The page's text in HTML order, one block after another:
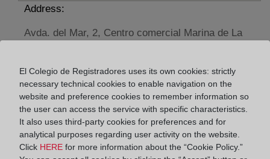
Address:
Avda. del Mar, 2, Centro comercial Marina de La
Horario:
De lunes a viernes de 09:00 a 17:00 horas
Agosto: De lunes a viernes de 09:00 a 14:00 horas
Los días 24 y 31 de diciembre de 09:00 a 14:00
horas
El Colegio de Registradores uses its own cookies: strictly
necessary technical cookies to enable navigation on the
website and preference cookies to remember information so
the user can access the service with specific characteristics.
It also uses third-party cookies for preferences and for
analytical purposes regarding user activity on the website.
Click HERE for more information about the “Cookie Policy.”